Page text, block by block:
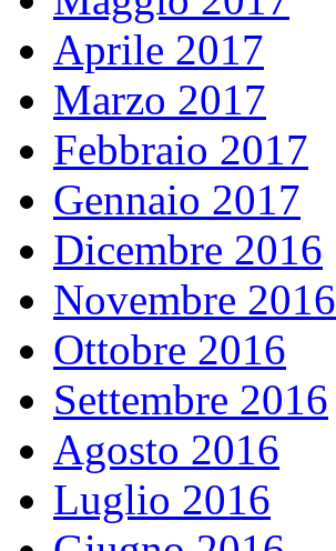
Aprile 2017
Marzo 2017
Febbraio 2017
Gennaio 2017
Dicembre 2016
Novembre 2016
Ottobre 2016
Settembre 2016
Agosto 2016
Luglio 2016